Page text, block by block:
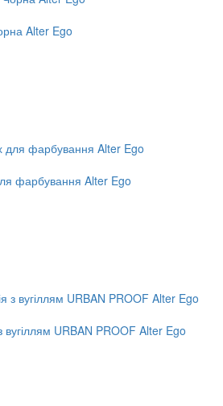
Alter Ego
фарбування Alter Ego
URBAN PROOF Alter Ego